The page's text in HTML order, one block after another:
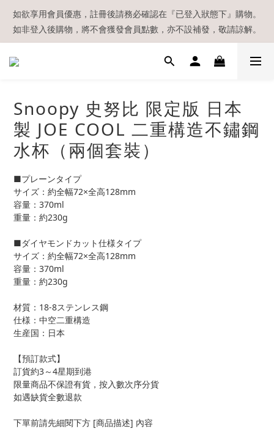
【現貨區】內款式均為在港現貨，現貨區以外的所有貨品都需要訂
貨喔！
如欲享用會員優惠，註冊後請務必確認在『已登入狀態下』購物。
如非登入後購物，將不會獲發會員點數，亦不設補發，敬請諒解。
溫馨提示：所有順豐快遞／本地及國際郵遞寄出後，本店只會以電
【現貨區】內款式均為在港現貨，現貨區以外的所有貨品都需要訂
貨喔！
Snoopy 史努比 限定版 日本
製 JOE COOL 二重構造不鏽鋼
水杯（兩個套裝）
■プレーンタイプ
サイズ：約全幅72×全高128mm
容量：370ml
重量：約230g
■ダイヤモンドカット仕様タイプ
サイズ：約全幅72×全高128mm
容量：370ml
重量：約230g
材質：18-8ステンレス鋼
仕様：中空二重構造
生産国：日本
【預訂款式】
訂貨約3～4星期到港
限量商品不保證有貨，按入數次序分貨
如遇缺貨全數退款
下單前請先細閱下方 [商品描述] 內容